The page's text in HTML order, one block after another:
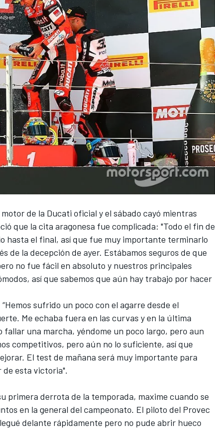
motorde la Ducati oficial y el sábado cayó mientras
que la cita aragonesa fue complicada: "Todo el fin de
hasta el final, así que fue muy importante terminarlo
de la decepción de ayer. Estábamos seguros de que
no fue fácil en absoluto y nuestros principales
así que sabemos que aún hay trabajo por hacer
sufrido un poco con el agarre desde el
Me echaba fuera en las curvas y en la última
una marcha, yéndome un poco largo, pero aun
competitivos, pero aún no lo suficiente, así que
El test de mañana será muy importante para
esta victoria".
primera derrota de la temporada, maxime cuando se
en la general del campeonato. El piloto del Provec
delante rápidamente pero no pude abrir hueco